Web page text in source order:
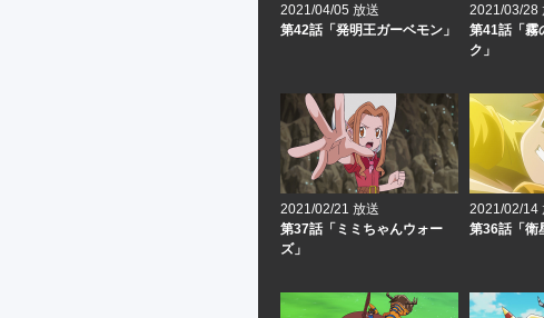
2021/04/05 放送
第42話「発明王ガーベモン」
2021/03/28
第41話「霧
ク」
2021/02/21 放送
第37話「ミミちゃんウォー
ズ」
2021/02/14
第36話「衛